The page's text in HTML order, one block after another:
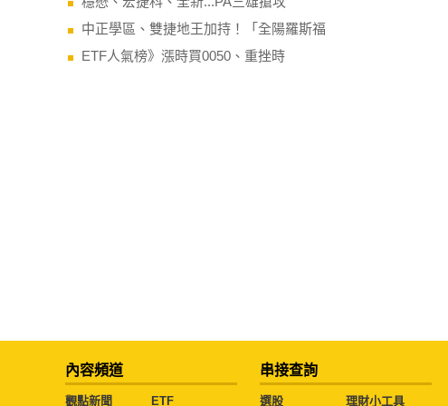
中正學區、雙捷地王加持！「全陽羅斯福
ETF人氣榜》漲時買0050、重挫時
內容頻道
觀點新聞 ETF
串接查詢
選股 理財小工具